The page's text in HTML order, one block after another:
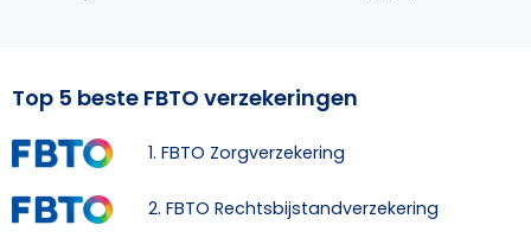
Top 5 beste FBTO verzekeringen
1. FBTO Zorgverzekering
2. FBTO Rechtsbijstandverzekering